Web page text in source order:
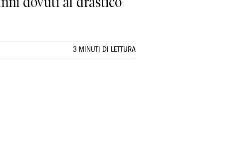
3 MINUTI DI LETTURA